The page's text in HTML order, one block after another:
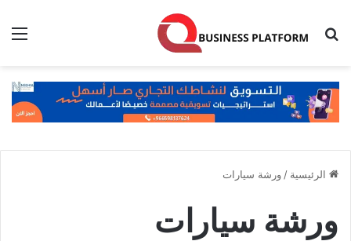
بحث عن
الرئيسية / ورشة سيارات
ورشة سيارات